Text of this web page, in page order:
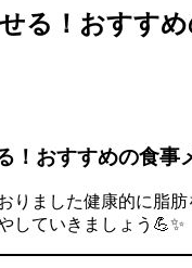
る！おすす
！おすすめの食事
りました健康的に脂
していきましょう💪✨